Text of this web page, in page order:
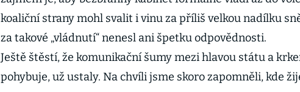
koaliční strany mohl svalit i vinu za příliš velkou nadílku
za takové „vládnutí“ nenesl ani špetku odpovědnosti.
Ještě štěstí, že komunikační šumy mezi hlavou státu a
pohybuje, už ustaly. Na chvíli jsme skoro zapomněli, kde